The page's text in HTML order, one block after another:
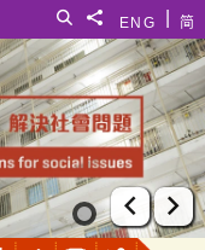
简
ENG
分享給
搜尋
上一張
下